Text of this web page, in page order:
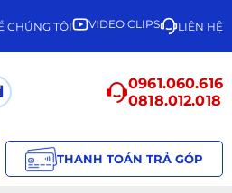
CHÚNG TÔI VIDEO CLIPS LIÊN HỆ
0961.060.616
0818.012.018
THANH TOÁN TRẢ GÓP